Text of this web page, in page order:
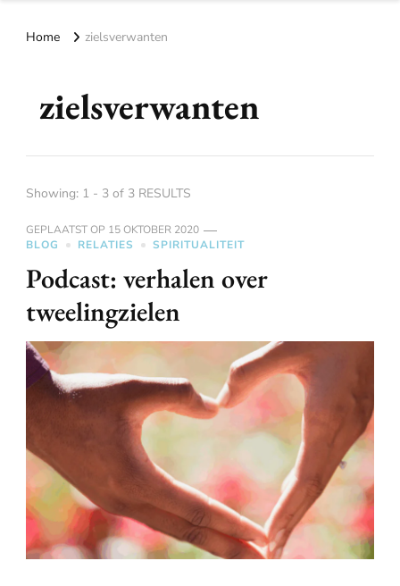
Home zielsverwanten
zielsverwanten
Showing: 1 - 3 of 3 RESULTS
GEPLAATST OP 15 OKTOBER 2020
BLOG
RELATIES SPIRITUALITEIT
Podcast: verhalen over
tweelingzielen